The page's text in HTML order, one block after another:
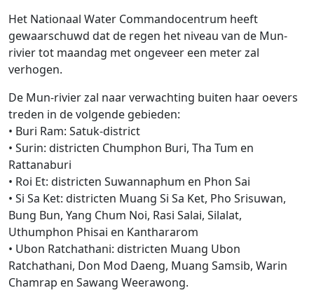
Het Nationaal Water Commandocentrum heeft
gewaarschuwd dat de regen het niveau van de Mun-
rivier tot maandag met ongeveer een meter zal
verhogen.
De Mun-rivier zal naar verwachting buiten haar oevers
treden in de volgende gebieden:
• Buri Ram: Satuk-district
• Surin: districten Chumphon Buri, Tha Tum en
Rattanaburi
• Roi Et: districten Suwannaphum en Phon Sai
• Si Sa Ket: districten Muang Si Sa Ket, Pho Srisuwan,
Bung Bun, Yang Chum Noi, Rasi Salai, Silalat,
Uthumphon Phisai en Kanthararom
• Ubon Ratchathani: districten Muang Ubon
Ratchathani, Don Mod Daeng, Muang Samsib, Warin
Chamrap en Sawang Weerawong.